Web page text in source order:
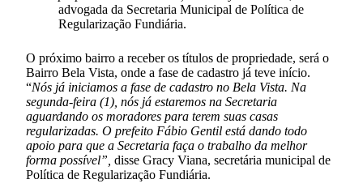
advogada da Secretaria Municipal de Política de
Regularização Fundiária.
O próximo bairro a receber os títulos de propriedade, será o
Bairro Bela Vista, onde a fase de cadastro já teve início.
“Nós já iniciamos a fase de cadastro no Bela Vista. Na
segunda-feira (1), nós já estaremos na Secretaria
aguardando os moradores para terem suas casas
regularizadas. O prefeito Fábio Gentil está dando todo
apoio para que a Secretaria faça o trabalho da melhor
forma possível”, disse Gracy Viana, secretária municipal de
Política de Regularização Fundiária.